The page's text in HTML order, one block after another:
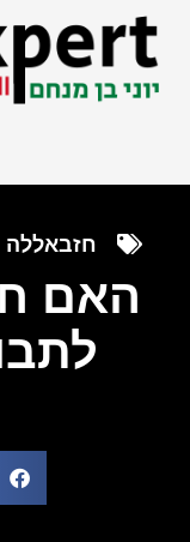
חזבאללה
האם